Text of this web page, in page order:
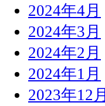
2024年4月
2024年3月
2024年2月
2024年1月
2023年12月